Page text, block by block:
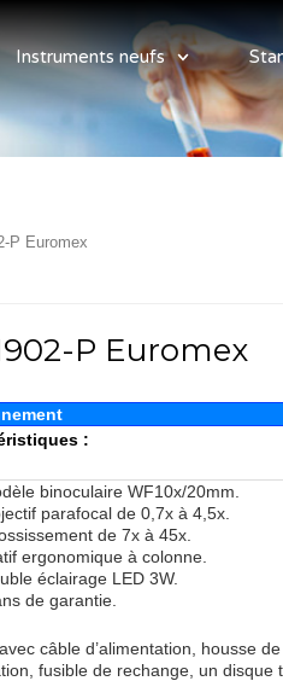
Instruments neufs
P Euromex
P Euromex
:
binoculaire WF10x/20mm.
parafocal de 0,7x à 4,5x.
de 7x à 45x.
ergonomique à colonne.
éclairage LED 3W.
de garantie.
câble d’alimentation, housse
fusible de rechange, un